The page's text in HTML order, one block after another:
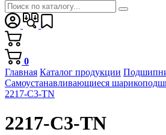
0
Главная Каталог продукции
Самоустанавливающиеся
2217-C3-TN
2217-C3-TN